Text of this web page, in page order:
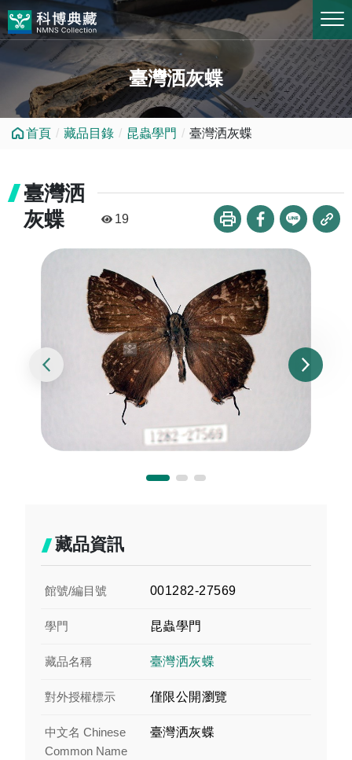
跳到中央內容區塊
臺灣洒灰蝶
首頁 藏品目錄 昆蟲學門 臺灣洒灰蝶
臺灣洒
灰蝶
19
藏品資訊
館號/編目號 001282-27569
學門 昆蟲學門
藏品名稱 臺灣洒灰蝶
對外授權標示 僅限公開瀏覽
中文名 Chinese
Common Name
臺灣洒灰蝶